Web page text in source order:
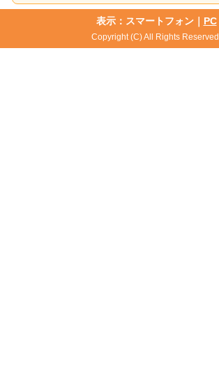
表示：スマートフォン｜ PC
Copyright (C) All Rights Reserved.